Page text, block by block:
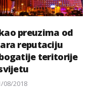
preuzima od
reputaciju
teritorije
08/2018